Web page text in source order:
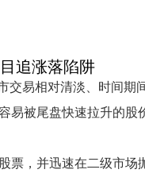
了解更多>>
了解更多>>
追涨落陷阱
交易相对清淡、时间期
易被尾盘快速拉升的股
票，并迅速在二级市场